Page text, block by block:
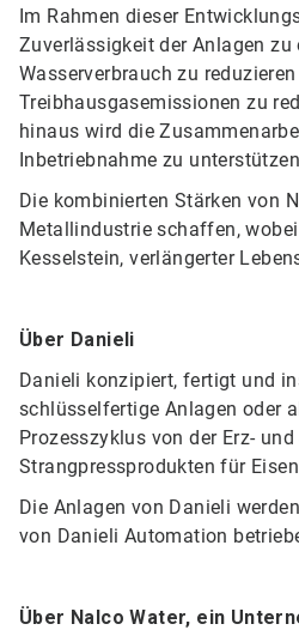
Im Rahmen dieser
Zuverlässigkeit der Anlagen zu
Wasserverbrauch zu
Treibhausgasemissionen zu
hinaus wird die
Inbetriebnahme zu
Die kombinierten Stärken von
Metallindustrie schaffen,
Kesselstein, verlängerter
Über Danieli
Danieli konzipiert, fertigt und
schlüsselfertige Anlagen oder
Prozesszyklus von der Erz-
Strangpressprodukten für
Die Anlagen von Danieli
von Danieli Automation
Über Nalco Water, ein